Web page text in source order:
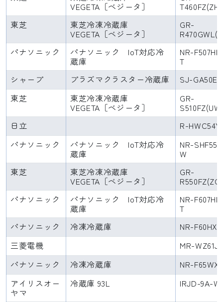
VEGETA［ベジータ］
T460FZ(ZH)
東芝
東芝冷凍冷蔵庫
VEGETA［ベジータ］
GR-
パナソニック
パナソニック IoT対応冷
蔵庫
NR-
T
シャープ
プラズマクラスター冷蔵庫
SJ-
東芝
東芝冷凍冷蔵庫
VEGETA［ベジータ］
GR-
日立
R-
パナソニック
パナソニック IoT対応冷
蔵庫
NR-
W
東芝
東芝冷凍冷蔵庫
VEGETA［ベジータ］
GR-
R550FZ(ZC)
パナソニック
パナソニック IoT対応冷
蔵庫
NR-
T
パナソニック
冷凍冷蔵庫
NR-
三菱電機
MR-
パナソニック
冷凍冷蔵庫
NR-
アイリスオー
ヤマ
冷蔵庫 93L IRJD-9A-W